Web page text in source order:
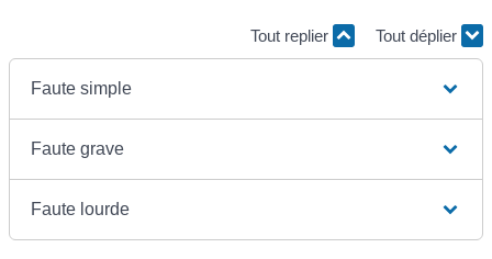
Tout replier Tout déplier
Faute simple
Faute grave
Faute lourde